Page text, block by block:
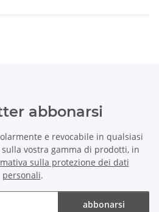
abbonarsi
e revocabile in qualsiasi
vostra gamma di prodotti, in
sulla protezione dei dati
personali.
abbonarsi